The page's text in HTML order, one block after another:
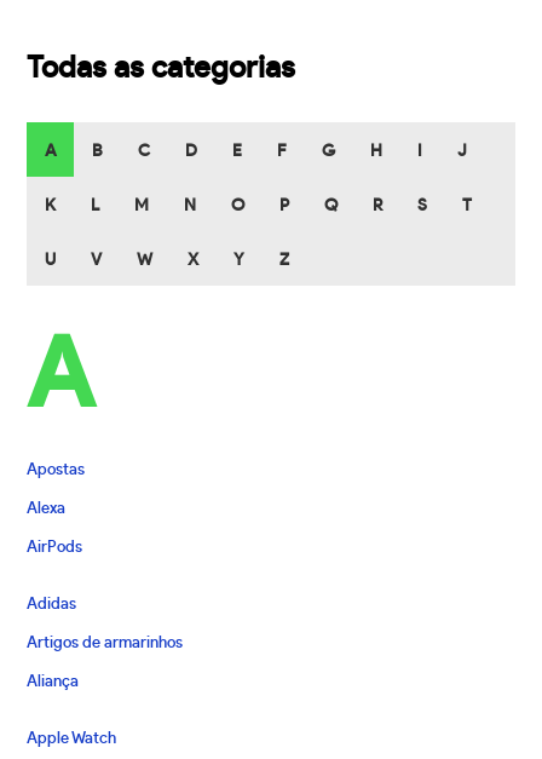
Todas as categorias
A B C D E F G H J
K L M N O P Q R S T
U V W X Y Z
A
Apostas
Alexa
AirPods
Adidas
Artigos de armarinhos
Aliança
Apple Watch